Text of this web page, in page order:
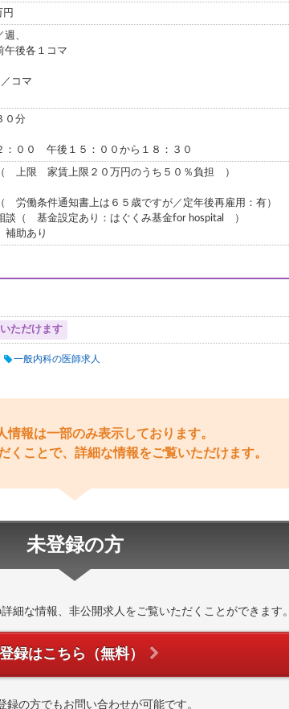
円
、
午後各１コマ
コマ
０分
：００ 午後１５：００から１８：３０
限 家賃上限２０万円のうち５０％負担 ）
件通知書上は６５歳ですが／定年後再雇用：有）
基金設定あり：はぐくみ基金for hospital ）
助あり
ただけます
一般内科の医師求人
情報は一部のみ表示しております。
くことで、詳細な情報をご覧いただけます。
未登録の方
細な情報、非公開求人をご覧いただくことができます。
録はこちら（無料）
録の方でもお問い合わせが可能です。